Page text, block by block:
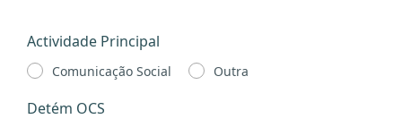
Actividade Principal
Comunicação Social Outra
Detém OCS